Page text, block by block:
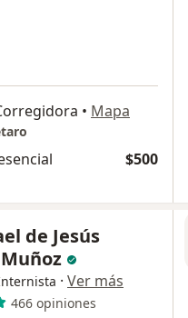
• Mapa
$500
de Jesús
· Ver más
466 opiniones